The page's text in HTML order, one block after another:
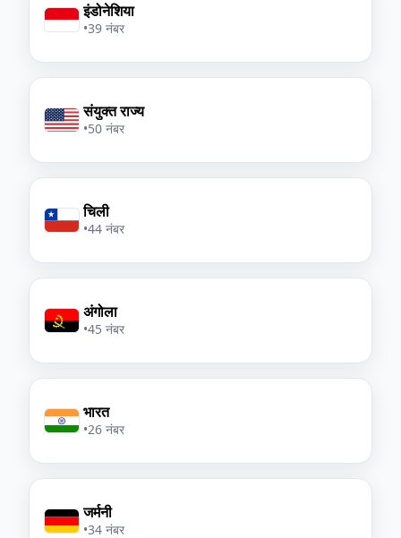
इंडोनेशिया
•39 नंबर
संयुक्त राज्य
•50 नंबर
चिली
•44 नंबर
अंगोला
•45 नंबर
भारत
•26 नंबर
जर्मनी
•34 नंबर